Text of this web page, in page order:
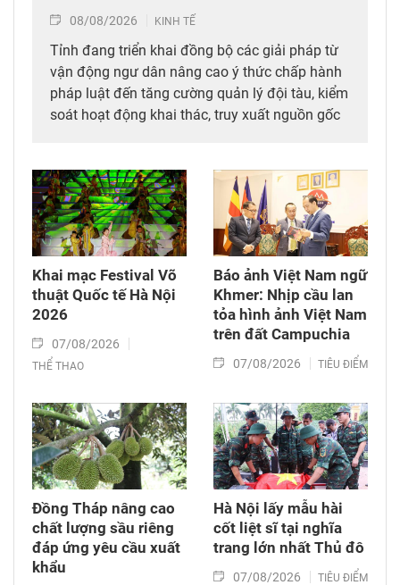
08/08/2026 KINH TẾ
Tỉnh đang triển khai đồng bộ các giải pháp từ
vận động ngư dân nâng cao ý thức chấp hành
pháp luật đến tăng cường quản lý đội tàu, kiểm
soát hoạt động khai thác, truy xuất nguồn gốc
Khai mạc Festival Võ
thuật Quốc tế Hà Nội
2026
07/08/2026
THỂ THAO
Báo ảnh Việt Nam ngữ
Khmer: Nhịp cầu lan
tỏa hình ảnh Việt Nam
trên đất Campuchia
07/08/2026 TIÊU ĐIỂM
Đồng Tháp nâng cao
chất lượng sầu riêng
đáp ứng yêu cầu xuất
khẩu
Hà Nội lấy mẫu hài
cốt liệt sĩ tại nghĩa
trang lớn nhất Thủ đô
07/08/2026 TIÊU ĐIỂM